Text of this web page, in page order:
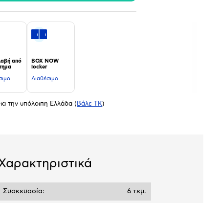
από
BOX NOW
locker
Διαθέσιμο
την υπόλοιπη Ελλάδα ( Βάλε ΤΚ)
Συσκευασία: 6 τεμ.